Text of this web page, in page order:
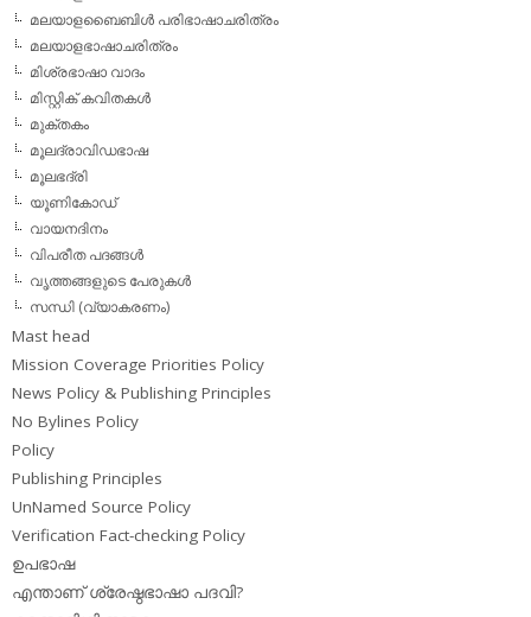
മലയാളബൈബിള്‍ പരിഭാഷാചരിത്രം
മലയാളഭാഷാചരിത്രം
മിശ്രഭാഷാ വാദം
മിസ്റ്റിക് കവിതകള്‍
മുക്തകം
മൂലദ്രാവിഡഭാഷ
മൂലഭദ്രി
യൂണികോഡ്
വായനദിനം
വിപരീത പദങ്ങള്‍
വൃത്തങ്ങളുടെ പേരുകള്‍
സന്ധി (വ്യാകരണം)
Mast head
Mission Coverage Priorities Policy
News Policy & Publishing Principles
No Bylines Policy
Policy
Publishing Principles
UnNamed Source Policy
Verification Fact-checking Policy
ഉപഭാഷ
എന്താണ് ശ്രേഷ്ഠഭാഷാ പദവി?